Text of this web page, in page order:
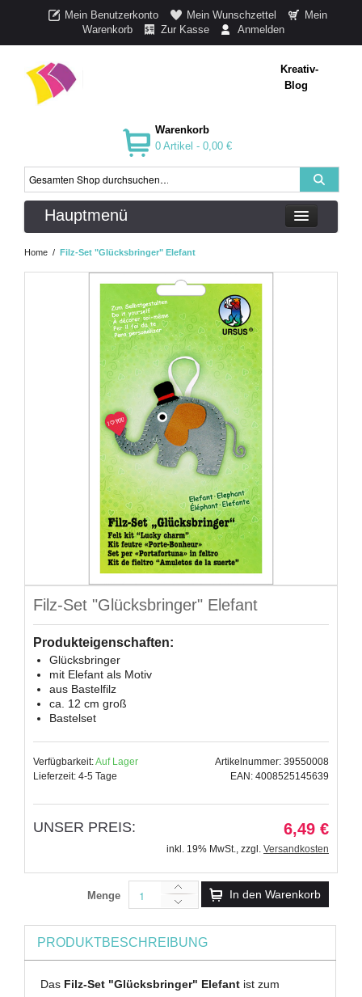
Mein Benutzerkonto Mein Wunschzettel
Mein
Warenkorb
Zur Kasse Anmelden
Kreativ-
Blog
Warenkorb
0 Artikel - 0,00 €
Hauptmenü
Home / Filz-Set "Glücksbringer" Elefant
Filz-Set "Glücksbringer" Elefant
Produkteigenschaften:
Glücksbringer
mit Elefant als Motiv
aus Bastelfilz
ca. 12 cm groß
Bastelset
Verfügbarkeit:Auf Lager
Lieferzeit: 4-5 Tage
Artikelnummer: 39550008
EAN: 4008525145639
UNSER PREIS: 6,49 €
inkl. 19% MwSt., zzgl. Versandkosten
Menge In den Warenkorb
PRODUKTBESCHREIBUNG
Das Filz-Set "Glücksbringer" Elefant ist zum